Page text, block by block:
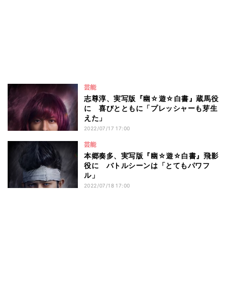
芸能
志尊淳、実写版『幽☆遊☆白書』蔵馬役
に 喜びとともに「プレッシャーも芽生
えた」
2022/07/17 17:00
芸能
本郷奏多、実写版『幽☆遊☆白書』飛影
役に バトルシーンは「とてもパワフ
ル」
2022/07/18 17:00